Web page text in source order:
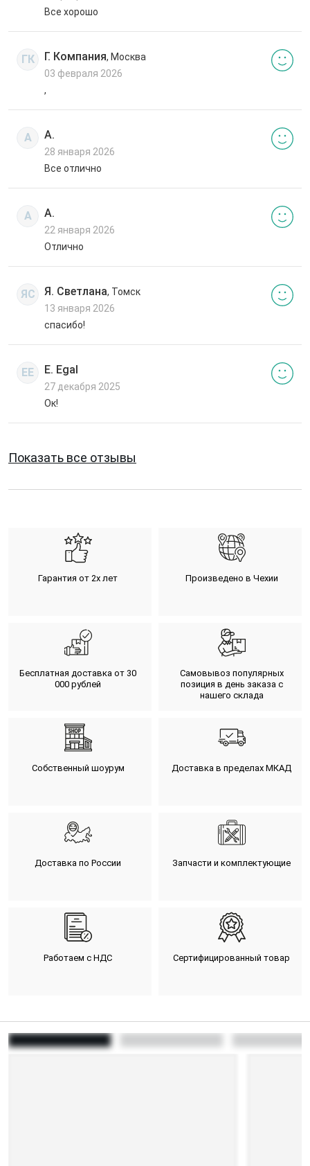
Все хорошо
ГК Г. Компания, Москва
03 февраля 2026
,
А А.
28 января 2026
Все отлично
А А.
22 января 2026
Отлично
ЯС Я. Светлана, Томск
13 января 2026
спасибо!
EE E. Egal
27 декабря 2025
Ок!
Показать все отзывы
Гарантия от 2х лет Произведено в Чехии
Бесплатная доставка от 30
000 рублей
Самовывоз популярных
позиция в день заказа с
нашего склада
Собственный шоурум Доставка в пределах МКАД
Доставка по России Запчасти и комплектующие
Работаем с НДС Сертифицированный товар